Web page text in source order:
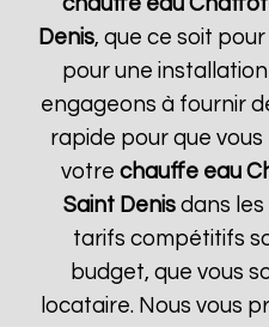
Denis, que ce soit
pour une
engageons à fournir
rapide pour que
votrechauffe eau
Saint Denis dans les
tarifs compétitifs
budget, que vous
locataire. Nous vous